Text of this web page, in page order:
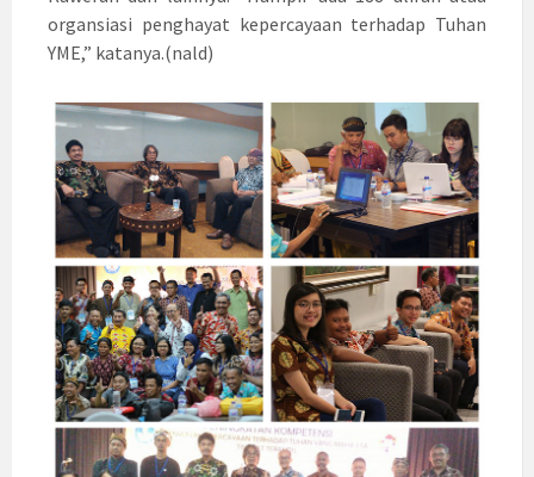
organsiasi penghayat kepercayaan terhadap Tuhan
YME,” katanya.(nald)